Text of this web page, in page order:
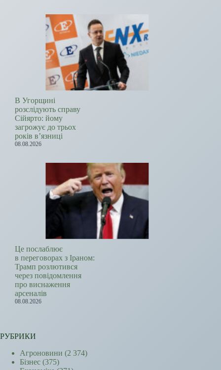
В Угорщині
розслідують справу
Сійярто: йому
загрожує до трьох
років в’язниці
08.08.2026
Це послаблює
в переговорах з Іраном:
Трамп розлютився
через повідомлення
про виснаження
арсеналів
08.08.2026
РУБРИКИ
Агроновини (2 374)
Бізнес (375)